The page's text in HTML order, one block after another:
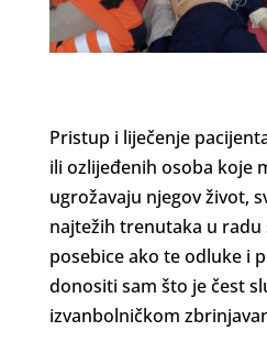
Pristup i liječenje
ili ozlijeđenih osoba koje
ugrožavaju njegov život,
najtežih trenutaka u radu
posebice ako te odluke i
donositi sam što je čest
izvanbolničkom